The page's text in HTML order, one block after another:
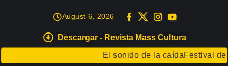
Descargar - Revista Mass Cultura
El sonido de la caídaFestival de
August 6, 2026